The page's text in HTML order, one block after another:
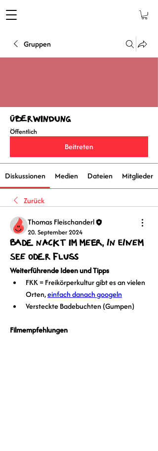
Gruppen
Überwindung
Öffentlich
Beitreten
Diskussionen Medien Dateien Mitglieder
Zurück
Thomas Fleischanderl
20. September 2024
Bade nackt im Meer, in einem
See oder Fluss
Weiterführende Ideen und Tipps
FKK = Freikörperkultur gibt es an vielen
Orten, einfach danach googeln
Versteckte Badebuchten (Gumpen)
Filmempfehlungen